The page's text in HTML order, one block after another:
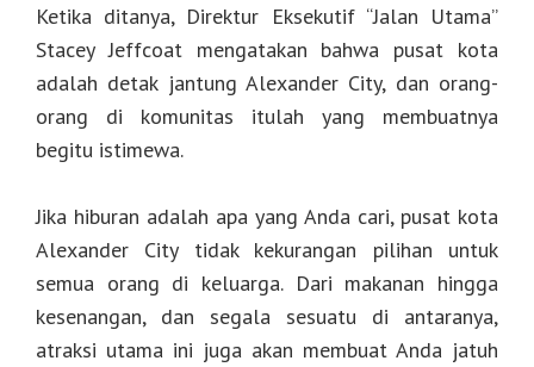
Ketika ditanya, Direktur Eksekutif “Jalan Utama”
Stacey Jeffcoat mengatakan bahwa pusat kota
adalah detak jantung Alexander City, dan orang-
orang di komunitas itulah yang membuatnya
begitu istimewa.
Jika hiburan adalah apa yang Anda cari, pusat kota
Alexander City tidak kekurangan pilihan untuk
semua orang di keluarga. Dari makanan hingga
kesenangan, dan segala sesuatu di antaranya,
atraksi utama ini juga akan membuat Anda jatuh